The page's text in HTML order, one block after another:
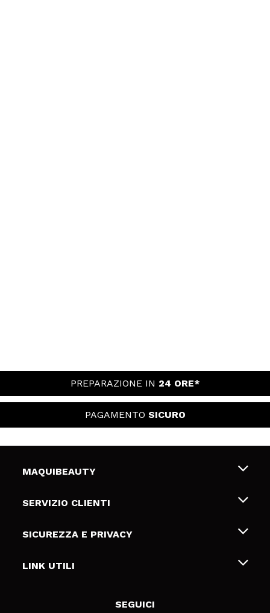
PREPARAZIONE IN 24 ORE*
PAGAMENTO SICURO
MAQUIBEAUTY
Chi siamo
Gift Cards
SERVIZIO CLIENTI
Spedizioni & Resi
Metodi di pagamamento
SICUREZZA E PRIVACY
Termini e condizioni
LINK UTILI
SEGUICI